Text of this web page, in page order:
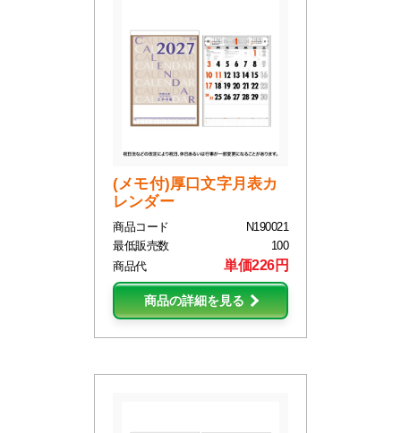
(メモ付)厚口文字月表カ
レンダー
商品コード
N190021
最低販売数
100
商品代
単価226円
商品の詳細を見る